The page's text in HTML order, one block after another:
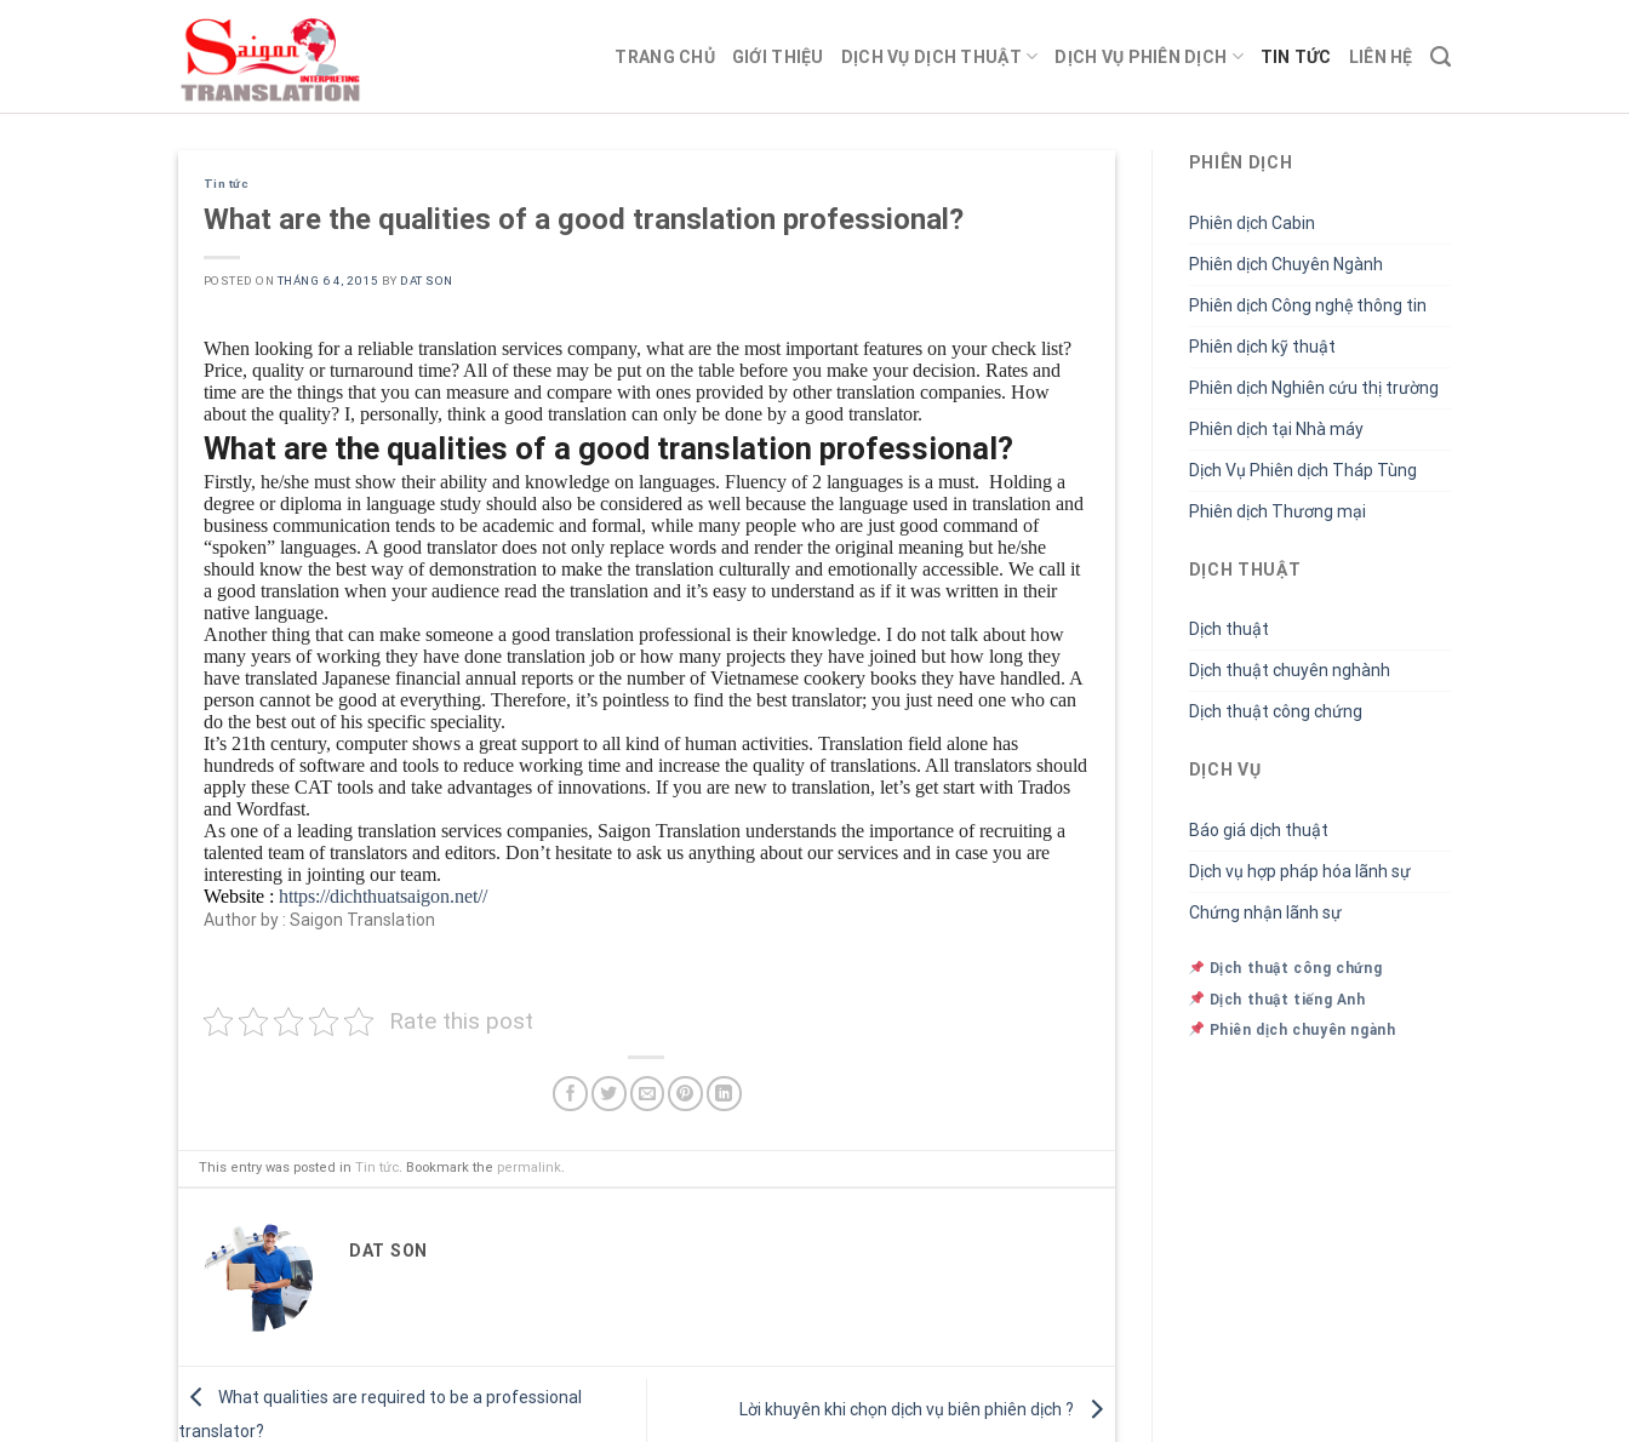
TRANG CHỦ GIỚI THIỆU DỊCH VỤ DỊCH THUẬT DỊCH VỤ PHIÊN DỊCH TIN TỨC LIÊN HỆ
Tin tức
What are the qualities of a good translation professional?
POSTED ONTHÁNG 6 4, 2015 BY DAT SON
When looking for a reliable translation services company, what are the most important features on your check list?
Price, quality or turnaround time? All of these may be put on the table before you make your decision. Rates and
time are the things that you can measure and compare with ones provided by other translation companies. How
about the quality? I, personally, think a good translation can only be done by a good translator.
What are the qualities of a good translation professional?
Firstly, he/she must show their ability and knowledge on languages. Fluency of 2 languages is a must. Holding a
degree or diploma in language study should also be considered as well because the language used in translation and
business communication tends to be academic and formal, while many people who are just good command of
“spoken” languages. A good translator does not only replace words and render the original meaning but he/she
should know the best way of demonstration to make the translation culturally and emotionally accessible. We call it
a good translation when your audience read the translation and it’s easy to understand as if it was written in their
native language.
Another thing that can make someone a good translation professional is their knowledge. I do not talk about how
many years of working they have done translation job or how many projects they have joined but how long they
have translated Japanese financial annual reports or the number of Vietnamese cookery books they have handled. A
person cannot be good at everything. Therefore, it’s pointless to find the best translator; you just need one who can
do the best out of his specific speciality.
It’s 21th century, computer shows a great support to all kind of human activities. Translation field alone has
hundreds of software and tools to reduce working time and increase the quality of translations. All translators should
apply these CAT tools and take advantages of innovations. If you are new to translation, let’s get start with Trados
and Wordfast.
As one of a leading translation services companies, Saigon Translation understands the importance of recruiting a
talented team of translators and editors. Don’t hesitate to ask us anything about our services and in case you are
interesting in jointing our team.
Website : https://dichthuatsaigon.net//
Author by : Saigon Translation
Rate this post
This entry was posted in Tin tức. Bookmark the permalink.
DAT SON
What qualities are required to be a professional
translator?
Lời khuyên khi chọn dịch vụ biên phiên dịch ?
PHIÊN DỊCH
Phiên dịch Cabin
Phiên dịch Chuyên Ngành
Phiên dịch Công nghệ thông tin
Phiên dịch kỹ thuật
Phiên dịch Nghiên cứu thị trường
Phiên dịch tại Nhà máy
Dịch Vụ Phiên dịch Tháp Tùng
Phiên dịch Thương mại
DỊCH THUẬT
Dịch thuật
Dịch thuật chuyên nghành
Dịch thuật công chứng
DỊCH VỤ
Báo giá dịch thuật
Dịch vụ hợp pháp hóa lãnh sự
Chứng nhận lãnh sự
Dịch thuật công chứng
Dịch thuật tiếng Anh
Phiên dịch chuyên ngành